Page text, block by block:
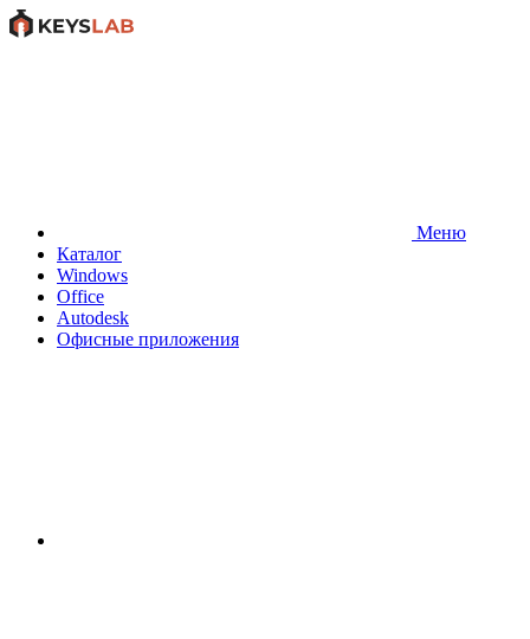
Меню
Каталог
Windows
Office
Autodesk
Офисные приложения